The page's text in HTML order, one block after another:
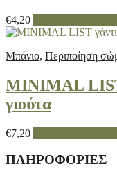
€4,20
Μπάνιο, Περιποίηση
MINIMAL LIST
γιούτα
€7,20
ΠΛΗΡΟΦΟΡΙΕΣ